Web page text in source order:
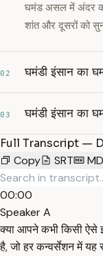
घमंड असल में अंदर की
शांत और दूसरों को
02 घमंडी इंसान का
03 घमंडी इंसान का
Full Transcript —
Copy
SRT MD
00:00
Speaker A
क्या आपने कभी किसी ऐसे
है, जो हर कन्वर्सेशन में यह